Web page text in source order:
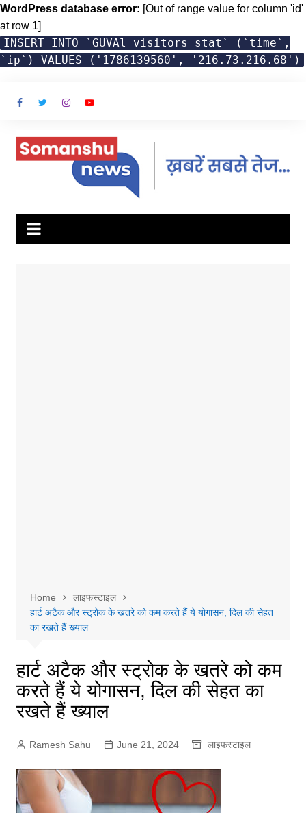
WordPress database error: [Out of range value for column 'id'
at row 1]
INSERT INTO `GUVAl_visitors_stat` (`time`,
`ip`) VALUES ('1786139560', '216.73.216.68')
Home
लाइफस्टाइल
हार्ट अटैक और स्ट्रोक के खतरे को कम करते हैं ये योगासन, दिल की सेहत
का रखते हैं ख्याल
हार्ट अटैक और स्ट्रोक के खतरे को कम
करते हैं ये योगासन, दिल की सेहत का
रखते हैं ख्याल
Ramesh Sahu June 21, 2024 लाइफस्टाइल